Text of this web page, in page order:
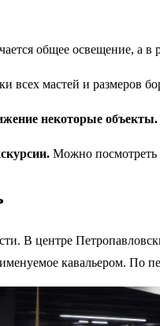
общее освещение, а в
всех мастей и размеров
некоторые объекты.
Можно посмотреть
В центре
кавальером. По